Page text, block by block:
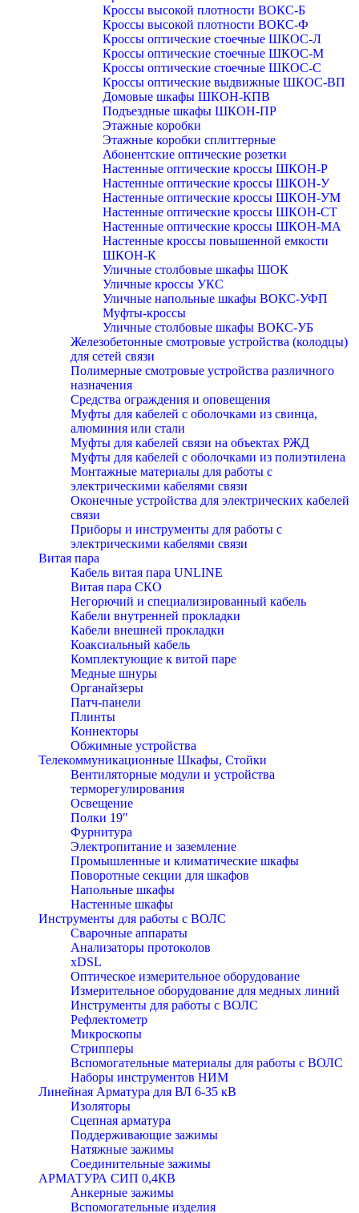
Кроссы высокой плотности ВОКС-Б
Кроссы высокой плотности ВОКС-Ф
Кроссы оптические стоечные ШКОС-Л
Кроссы оптические стоечные ШКОС-М
Кроссы оптические стоечные ШКОС-С
Кроссы оптические выдвижные ШКОС-ВП
Домовые шкафы ШКОН-КПВ
Подъездные шкафы ШКОН-ПР
Этажные коробки
Этажные коробки сплиттерные
Абонентские оптические розетки
Настенные оптические кроссы ШКОН-Р
Настенные оптические кроссы ШКОН-У
Настенные оптические кроссы ШКОН-УМ
Настенные оптические кроссы ШКОН-СТ
Настенные оптические кроссы ШКОН-МА
Настенные кроссы повышенной емкости
ШКОН-К
Уличные столбовые шкафы ШОК
Уличные кроссы УКС
Уличные напольные шкафы ВОКС-УФП
Муфты-кроссы
Уличные столбовые шкафы ВОКС-УБ
Железобетонные смотровые устройства (колодцы)
для сетей связи
Полимерные смотровые устройства различного
назначения
Средства ограждения и оповещения
Муфты для кабелей с оболочками из свинца,
алюминия или стали
Муфты для кабелей связи на объектах РЖД
Муфты для кабелей с оболочками из полиэтилена
Монтажные материалы для работы с
электрическими кабелями связи
Оконечные устройства для электрических кабелей
связи
Приборы и инструменты для работы с
электрическими кабелями связи
Витая пара
Кабель витая пара UNLINE
Витая пара СКО
Негорючий и специализированный кабель
Кабели внутренней прокладки
Кабели внешней прокладки
Коаксиальный кабель
Комплектующие к витой паре
Медные шнуры
Органайзеры
Патч-панели
Плинты
Коннекторы
Обжимные устройства
Телекоммуникационные Шкафы, Стойки
Вентиляторные модули и устройства
терморегулирования
Освещение
Полки 19″
Фурнитура
Электропитание и заземление
Промышленные и климатические шкафы
Поворотные секции для шкафов
Напольные шкафы
Настенные шкафы
Инструменты для работы с ВОЛС
Сварочные аппараты
Анализаторы протоколов
xDSL
Оптическое измерительное оборудование
Измерительное оборудование для медных линий
Инструменты для работы с ВОЛС
Рефлектометр
Микроскопы
Стрипперы
Вспомогательные материалы для работы с ВОЛС
Наборы инструментов НИМ
Линейная Арматура для ВЛ 6-35 кВ
Изоляторы
Сцепная арматура
Поддерживающие зажимы
Натяжные зажимы
Соединительные зажимы
АРМАТУРА СИП 0,4КВ
Анкерные зажимы
Вспомогательные изделия